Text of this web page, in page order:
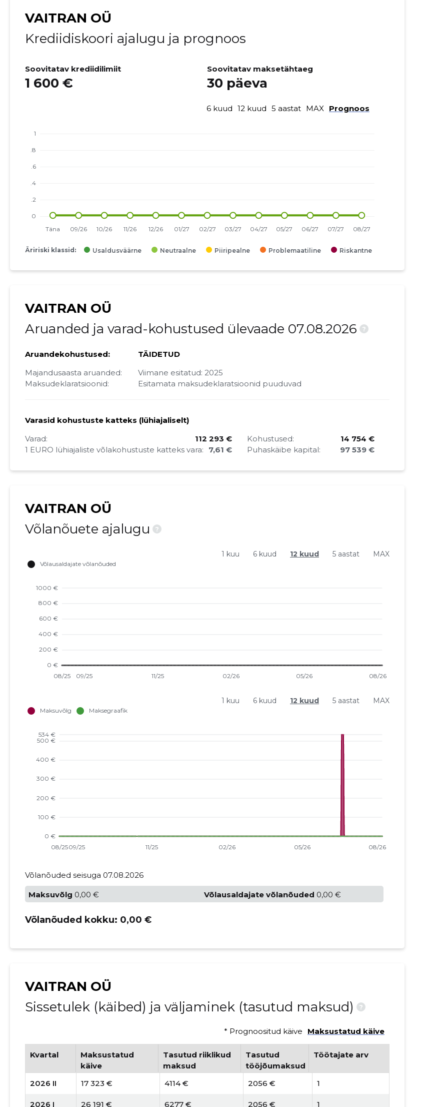
VAITRAN OÜ
Krediidiskoori ajalugu ja prognoos
Soovitatav krediidilimiit
1 600 €
Soovitatav maksetähtaeg
30 päeva
6 kuud 12 kuud 5 aastat MAX Prognoos
Äririski klassid: Usaldusväärne Neutraalne Piiripealne Problemaatiline Riskantne
VAITRAN OÜ
Aruanded ja varad-kohustused ülevaade 07.08.2026
?
Aruandekohustused:
TÄIDETUD
Majandusaasta aruanded:
Viimane esitatud: 2025
Maksudeklaratsioonid:
Esitamata maksudeklaratsioonid puuduvad
Varasid kohustuste katteks (lühiajaliselt)
Varad:
112 293 €
1 EURO lühiajaliste võlakohustuste katteks vara:
7,61 €
Kohustused:
14 754 €
Puhaskäibe kapital:
97 539 €
VAITRAN OÜ
Võlanõuete ajalugu
?
1 kuu 6 kuud 12 kuud 5 aastat MAX
1 kuu 6 kuud 12 kuud 5 aastat MAX
Võlanõuded seisuga 07.08.2026
Maksuvõlg 0,00 € Võlausaldajate võlanõuded 0,00 €
Võlanõuded kokku: 0,00 €
VAITRAN OÜ
Sissetulek (käibed) ja väljaminek (tasutud maksud)
?
* Prognoositud käive Maksustatud käive
Kvartal
Maksustatud
käive
Tasutud riiklikud
maksud
Tasutud
tööjõumaksud
Töötajate arv
2026 II 17 323 € 4114 € 2056 € 1
2026 I 26 191 € 6277 € 2056 € 1